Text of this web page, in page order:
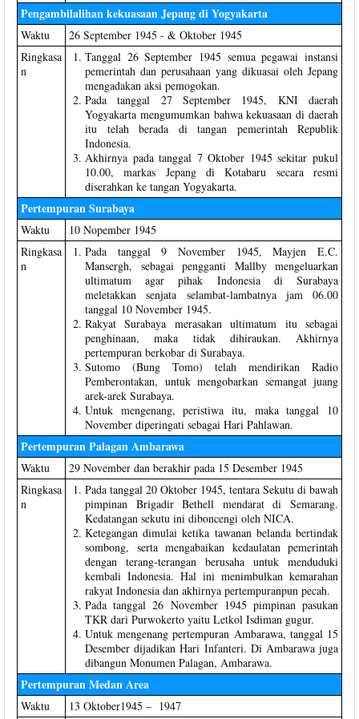
Pengambilalihan kekuasaan Jepang di Yogyakarta
Waktu
26 September 1945 - & Oktober 1945
Ringkasa
n
Tanggal 26 September 1945 semua pegawai instansi
pemerintah dan perusahaan yang dikuasai oleh Jepang
mengadakan aksi pemogokan.
Pada tanggal 27 September 1945, KNI daerah
Yogyakarta mengumumkan bahwa kekuasaan di daerah
itu telah berada di tangan pemerintah Republik
Indonesia.
Akhirnya pada tanggal 7 Oktober 1945 sekitar pukul
10.00, markas Jepang di Kotabaru secara resmi
diserahkan ke tangan Yogyakarta.
Pertempuran Surabaya
Waktu
10 Nopember 1945
Ringkasa
n
Pada tanggal 9 November 1945, Mayjen E.C.
Mansergh, sebagai pengganti Mallby mengeluarkan
ultimatum agar pihak Indonesia di Surabaya
meletakkan senjata selambat-lambatnya jam 06.00
tanggal 10 November 1945.
Rakyat Surabaya merasakan ultimatum itu sebagai
penghinaan, maka tidak dihiraukan. Akhirnya
pertempuran berkobar di Surabaya.
Sutomo (Bung Tomo) telah mendirikan Radio
Pemberontakan, untuk mengobarkan semangat juang
arek-arek Surabaya.
Untuk mengenang, peristiwa itu, maka tanggal 10
November diperingati sebagai Hari Pahlawan.
Pertempuran Palagan Ambarawa
Waktu
29 November dan berakhir pada 15 Desember 1945
Ringkasa
n
Pada tanggal 20 Oktober 1945, tentara Sekutu di bawah
pimpinan Brigadir Bethell mendarat di Semarang.
Kedatangan sekutu ini diboncengi oleh NICA.
Ketegangan dimulai ketika tawanan belanda bertindak
sombong, serta mengabaikan kedaulatan pemerintah
dengan terang-terangan berusaha untuk menduduki
kembali Indonesia. Hal ini menimbulkan kemarahan
rakyat Indonesia dan akhirnya pertempuranpun pecah.
Pada tanggal 26 November 1945 pimpinan pasukan
TKR dari Purwokerto yaitu Letkol Isdiman gugur.
Untuk mengenang pertempuran Ambarawa, tanggal 15
Desember dijadikan Hari Infanteri. Di Ambarawa juga
dibangun Monumen Palagan, Ambarawa.
Pertempuran Medan Area
Waktu
13 Oktober1945 – 1947